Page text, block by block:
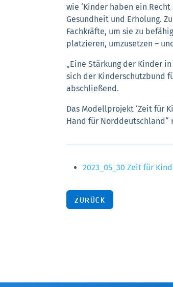
wie ‘Kinder haben ein
Gesundheit und Erholung.
Fachkräfte, um sie zu
platzieren, umzusetzen –
„Eine Stärkung der Kinder
sich der Kinderschutzbund
abschließend.
Das Modellprojekt ‘Zeit für
Hand für Norddeutschland“
2023_05_30 Zeit für
ZURÜCK